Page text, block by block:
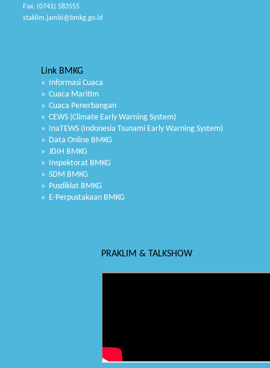
Fax. (0741) 583555
staklim.jambi@bmkg.go.id
Link BMKG
» Informasi Cuaca
» Cuaca Maritim
» Cuaca Penerbangan
» CEWS (Climate Early Warning System)
» InaTEWS (Indonesia Tsunami Early Warning System)
» Data Online BMKG
» JDIH BMKG
» Inspektorat BMKG
» SDM BMKG
» Pusdiklat BMKG
» E-Perpustakaan BMKG
PRAKLIM & TALKSHOW